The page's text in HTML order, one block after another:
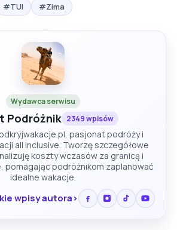
#TUI #Zima
Wydawca serwisu
Podróżnik 2349 wpisów
pasjonat podróży i
all inclusive. Tworzę szczegółowe
koszty wczasów za granicą i
pomagając podróżnikom zaplanować
idealne wakacje.
wpisy autora